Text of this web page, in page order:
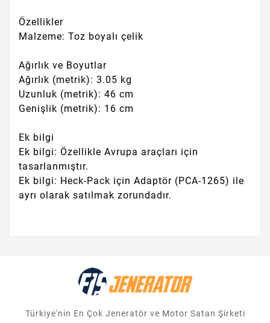
Özellikler
Malzeme: Toz boyalı çelik
Ağırlık ve Boyutlar
Ağırlık (metrik): 3.05 kg
Uzunluk (metrik): 46 cm
Genişlik (metrik): 16 cm
Ek bilgi
Ek bilgi: Özellikle Avrupa araçları için
tasarlanmıştır.
Ek bilgi: Heck-Pack için Adaptör (PCA-1265) ile
ayrı olarak satılmak zorundadır.
Türkiye'nin En Çok Jeneratör ve Motor Satan Şirketi